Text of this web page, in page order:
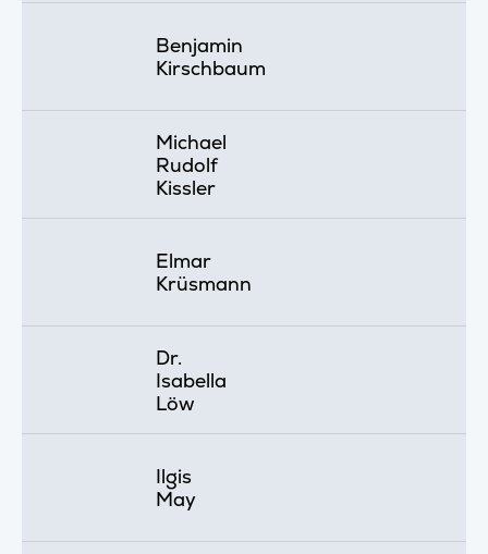
Benjamin
Kirschbaum
Michael
Rudolf
Kissler
Elmar
Krüsmann
Dr.
Isabella
Löw
Ilgis
May